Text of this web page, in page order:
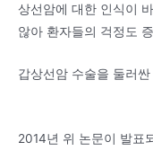
상선암에 대한 인식이
않아 환자들의 걱정도
갑상선암 수술을 둘러
2014년 위 논문이 발표